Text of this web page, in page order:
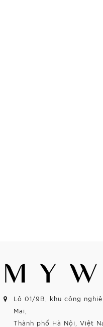
Lô 01/9B, khu công
Mai,
Thành phố Hà Nội, Việt